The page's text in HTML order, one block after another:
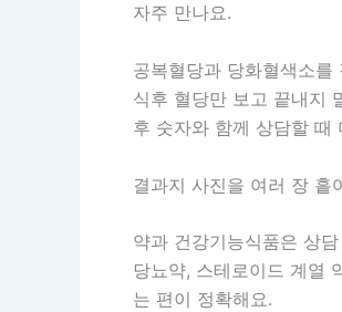
자주 만나요.
공복혈당과 당화혈색소를
식후 혈당만 보고 끝내지
후 숫자와 함께 상담할 때
결과지 사진을 여러 장 흩
약과 건강기능식품은 상
당뇨약, 스테로이드 계열
는 편이 정확해요.